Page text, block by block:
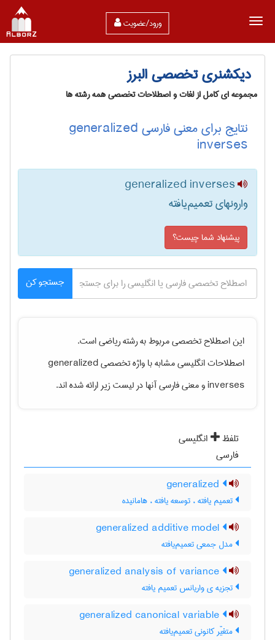
ورود/عضویت
دیکشنری تخصصی البرز
مجموعه ای کامل از لغات و اصطلاحات تخصصی همه رشته ها
نتایج برای معنی فارسی generalized
inverses
generalized inverses
وارونهای تعمیم‌یافته
پیشنهاد شما چیست؟
جستجو کن
این اصطلاح تخصصی مربوط به رشتهرياضیاست.
اصطلاحات انگلیسی مشابه با واژه تخصصیgeneralized
inversesو معنی فارسی آنها در لیست زیر ارائه شده اند.
تلفظ
انگلیسی
فارسی
تعمیم یافته ، توسعه یافته ، هامانیده
مدل جمعی تعمیم‌یافته
تجزیه ی واریانس تعمیم یافته
متغیّر کانونی تعمیم‌یافته